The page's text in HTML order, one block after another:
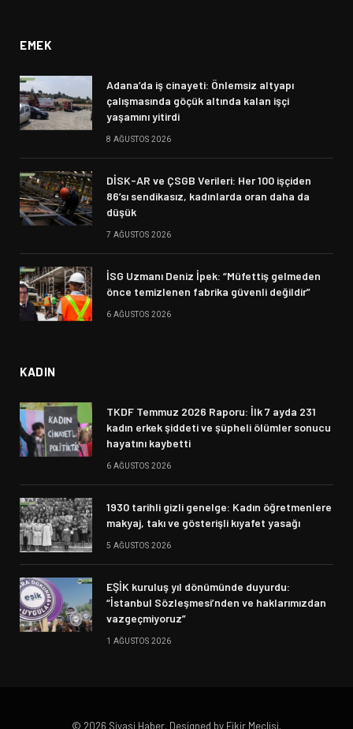
EMEK
Adana’da iş cinayeti: Önlemsiz altyapı
çalışmasında göçük altında kalan işçi
yaşamını yitirdi
8 AĞUSTOS 2026
DİSK-AR ve ÇSGB Verileri: Her 100 işçiden
86’sı sendikasız, kadınlarda oran daha da
düşük
7 AĞUSTOS 2026
İSG Uzmanı Deniz İpek: “Müfettiş gelmeden
önce temizlenen fabrika güvenli değildir”
6 AĞUSTOS 2026
KADIN
TKDF Temmuz 2026 Raporu: İlk 7 ayda 231
kadın erkek şiddeti ve şüpheli ölümler sonucu
hayatını kaybetti
6 AĞUSTOS 2026
1930 tarihli gizli genelge: Kadın öğretmenlere
makyaj, takı ve gösterişli kıyafet yasağı
5 AĞUSTOS 2026
EŞİK kuruluş yıl dönümünde duyurdu:
“İstanbul Sözleşmesi’nden ve haklarımızdan
vazgeçmiyoruz”
1 AĞUSTOS 2026
© 2026 Siyasi Haber. Designed by Fikir Meclisi.